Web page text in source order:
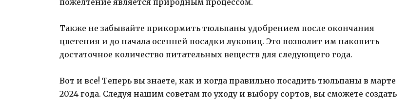
Также не забывайте прикормить тюльпаны удобрением после окончания
цветения и до начала осенней посадки луковиц. Это позволит им накопить
достаточное количество питательных веществ для следующего года.
Вот и все! Теперь вы знаете, как и когда правильно посадить тюльпаны в марте
2024 года. Следуя нашим советам по уходу и выбору сортов, вы сможете создать